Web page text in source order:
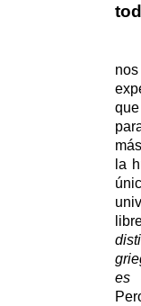
El
la
es